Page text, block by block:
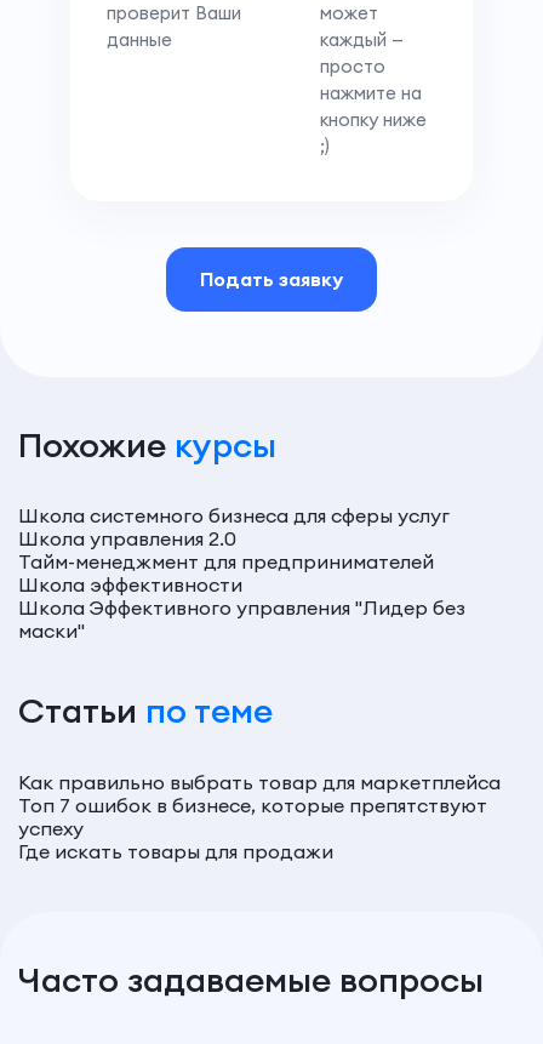
проверит Ваши
данные
может
каждый —
просто
нажмите на
кнопку ниже
;)
Подать заявку
Похожие курсы
Школа системного бизнеса для сферы услуг
Школа управления 2.0
Тайм-менеджмент для предпринимателей
Школа эффективности
Школа Эффективного управления "Лидер без
маски"
Статьи по теме
Как правильно выбрать товар для маркетплейса
Топ 7 ошибок в бизнесе, которые препятствуют
успеху
Где искать товары для продажи
Часто задаваемые вопросы